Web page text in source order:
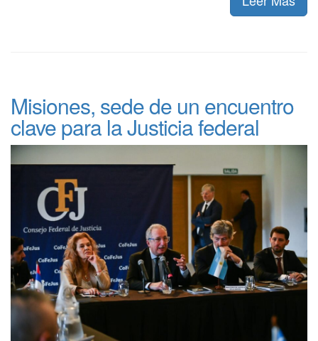
Misiones, sede de un encuentro
clave para la Justicia federal